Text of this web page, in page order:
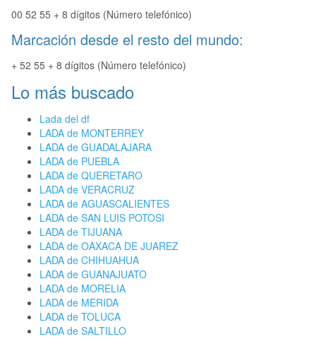
00 52 55 + 8 dígitos (Número telefónico)
Marcación desde el resto del mundo:
+ 52 55 + 8 dígitos (Número telefónico)
Lo más buscado
Lada del df
LADA de MONTERREY
LADA de GUADALAJARA
LADA de PUEBLA
LADA de QUERETARO
LADA de VERACRUZ
LADA de AGUASCALIENTES
LADA de SAN LUIS POTOSI
LADA de TIJUANA
LADA de OAXACA DE JUAREZ
LADA de CHIHUAHUA
LADA de GUANAJUATO
LADA de MORELIA
LADA de MERIDA
LADA de TOLUCA
LADA de SALTILLO